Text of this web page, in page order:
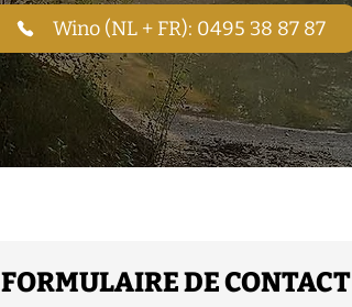
Wino (NL + FR): 0495 38 87 87
FORMULAIRE DE CONTACT